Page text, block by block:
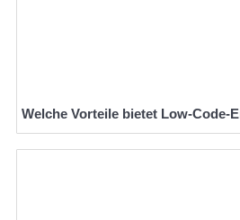
Welche Vorteile bietet Low-Code-